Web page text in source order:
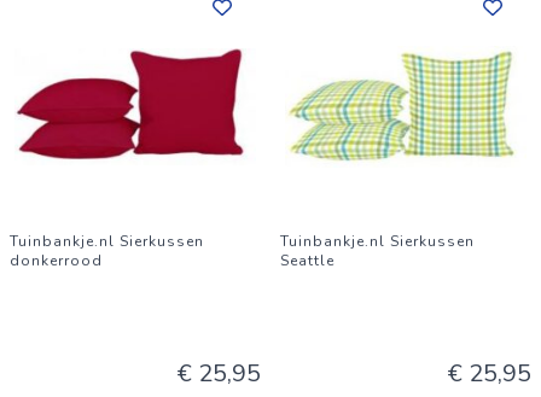
Tuinbankje.nl Sierkussen
donkerrood
€ 25,95
Tuinbankje.nl Sierkussen
Seattle
€ 25,95